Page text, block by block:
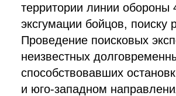
территории линии
эксгумации бойцов, поиску
Проведение поисковых
неизвестных
способствовавших
и юго-западном